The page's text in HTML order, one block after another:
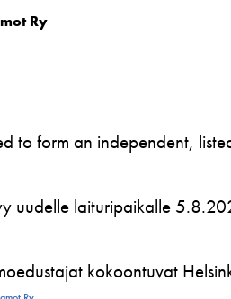
Ry
to form an independent,
uudelle laituripaikalle
kokoontuvat